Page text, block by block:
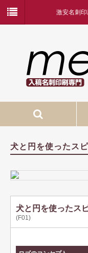
激安名刺
入稿名刺印刷
二つ折り名刺印刷
名刺ケース
犬と円を使ったス
犬と円を使ったス
(F01)